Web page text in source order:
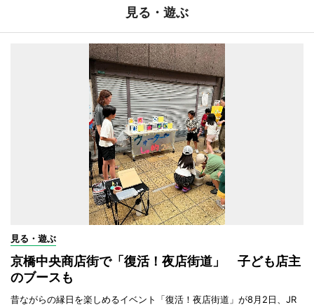
見る・遊ぶ
見る・遊ぶ
京橋中央商店街で「復活！夜店街道」 子ども店主
のブースも
昔ながらの縁日を楽しめるイベント「復活！夜店街道」が8月2日、JR